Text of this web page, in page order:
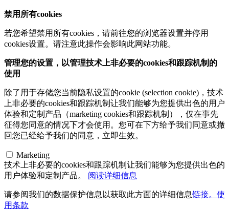
禁用所有cookies
若您希望禁用所有cookies，请前往您的浏览器设置并停用
cookies设置。请注意此操作会影响此网站功能。
管理您的设置，以管理技术上非必要的cookies和跟踪机制的
使用
除了用于存储您当前隐私设置的cookie (selection cookie)，技术
上非必要的cookies和跟踪机制让我们能够为您提供出色的用户
体验和定制产品（marketing cookies和跟踪机制），仅在事先
征得您同意的情况下才会使用。您可在下方给予我们同意或撤
回您已经给予我们的同意，立即生效。
Marketing
技术上非必要的cookies和跟踪机制让我们能够为您提供出色的
用户体验和定制产品。 阅读详细信息
请参阅我们的数据保护信息以获取此方面的详细信息链接。使
用条款